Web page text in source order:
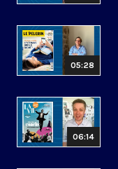
05:28
06:14